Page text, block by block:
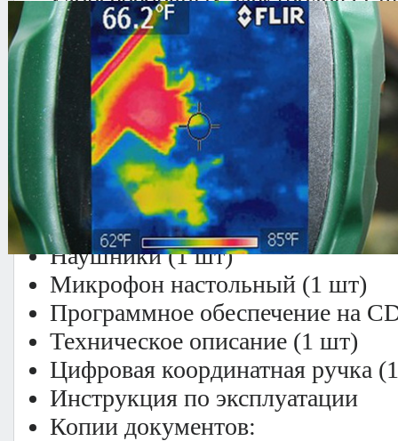
Комплект одноразовых
хлорсеребряных электродов (50
Датчик верхнего дыхания (1 шт)
Датчик нижнего дыхания (1 шт)
Интерфейсный кабель (1 шт)
Микрофонный датчик
Web-камера (1 шт)
Разветвитель микрофонный (1
Наушники (1 шт)
Микрофон настольный (1 шт)
Программное обеспечение на
Техническое описание (1 шт)
Цифровая координатная ручка
Инструкция по эксплуатации
Копии документов: